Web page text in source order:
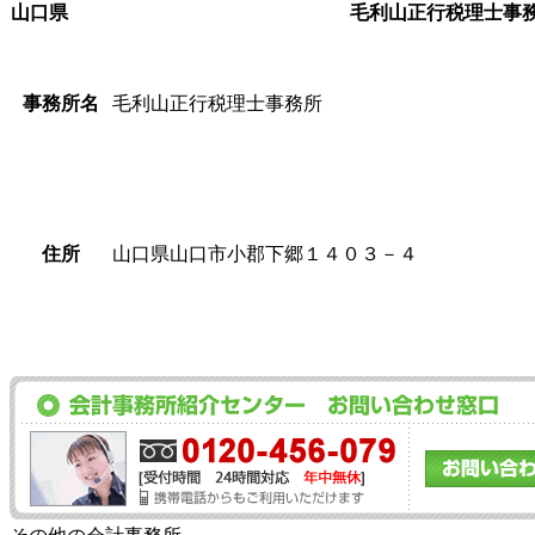
山口県 毛利山正行税理士事
事務所名 毛利山正行税理士事務所
住所 山口県山口市小郡下郷１４０３－４